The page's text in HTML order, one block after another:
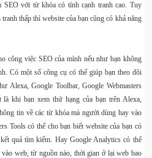
SEO với từ khóa có tính cạnh tranh cao. Tuy
thấp thì website của bạn cũng có khả năng
công việc SEO của mình nếu như bạn không
Có một số công cụ có thể giúp bạn theo dõi
Alexa, Google Toolbar, Google Webmasters
khi bạn xem thứ hạng của bạn trên Alexa,
tin về các từ khóa mà người dùng hay vào
Tools có thể cho bạn biết website của bạn có
quả tìm kiếm. Hay Google Analytics có thể
web, từ nguồn nào, thời gian ở lại web bao